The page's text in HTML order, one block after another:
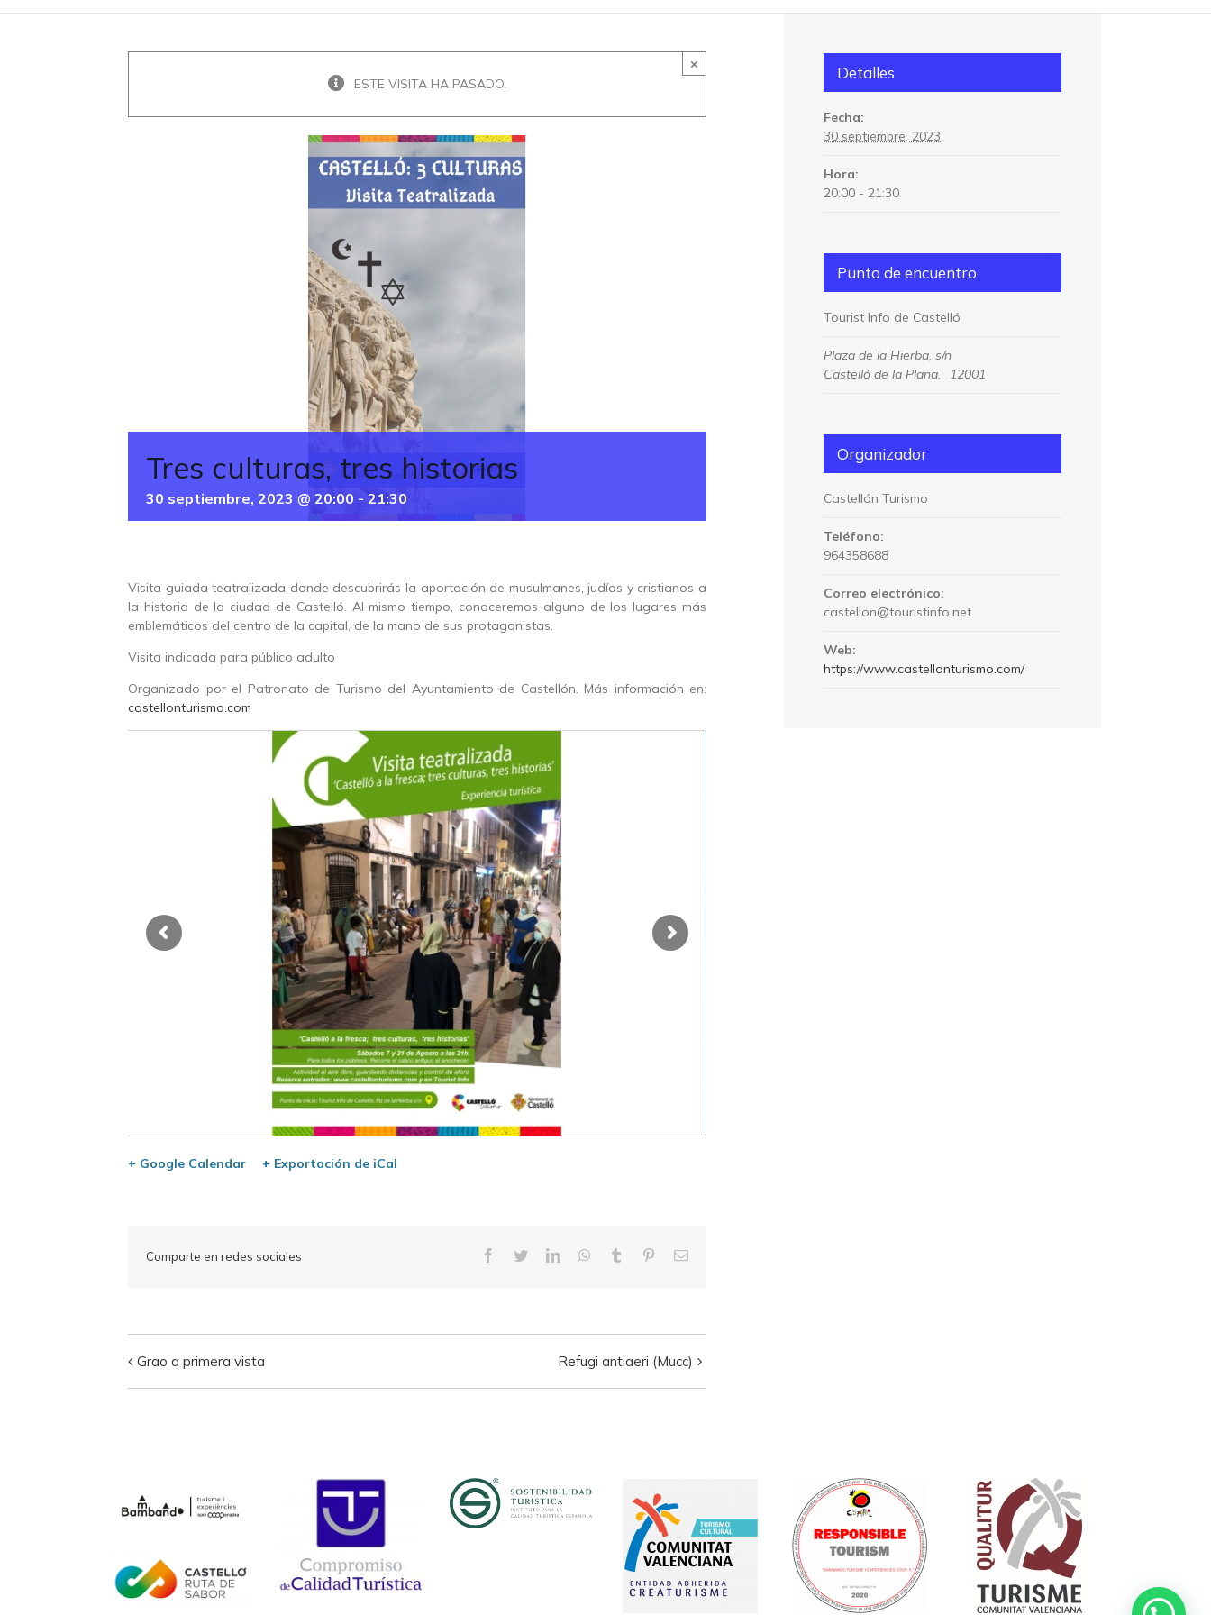
×
ESTE VISITA HA PASADO.
Tres culturas, tres historias
30 septiembre, 2023 @ 20:00 - 21:30
Visita guiada teatralizada donde descubrirás la aportación de musulmanes, judíos y cristianos a
la historia de la ciudad de Castelló. Al mismo tiempo, conoceremos alguno de los lugares más
emblemáticos del centro de la capital, de la mano de sus protagonistas.
Visita indicada para público adulto
Organizado por el Patronato de Turismo del Ayuntamiento de Castellón. Más información en:
castellonturismo.com
+ Google Calendar + Exportación de iCal
Comparte en redes sociales Facebook
TwitterLinkedInWhatsApp
Tumblr PinterestCorreo
Navegación
del
Grao a primera vista Refugi antiaeri (Mucc)
Detalles
Fecha:
30 septiembre, 2023
Hora:
20:00 - 21:30
Punto de encuentro
Tourist Info de Castelló
Plaza de la Hierba, s/n
Castelló de la Plana, 12001
Organizador
Castellón Turismo
Teléfono:
964358688
Correo electrónico:
castellon@touristinfo.net
Web:
https://www.castellonturismo.com/